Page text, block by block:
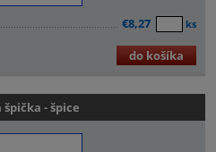
€8,27 ks
do košíka
špička - špice